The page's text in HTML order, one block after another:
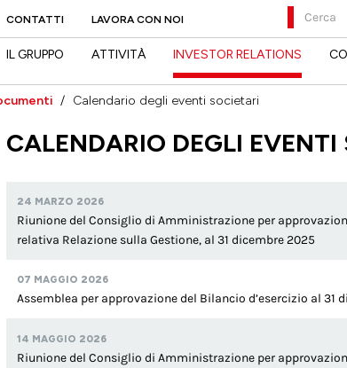
CONTATTI LAVORA CON NOI Cerca
IL GRUPPO ATTIVITÀ INVESTOR RELATIONS
Calendario degli eventi societari
CALENDARIO DEGLI EVENTI
24 MARZO 2026
Riunione del Consiglio di Amministrazione per
relativa Relazione sulla Gestione, al 31 dicembre 2025
07 MAGGIO 2026
Assemblea per approvazione del Bilancio d’esercizio al 31
14 MAGGIO 2026
Riunione del Consiglio di Amministrazione per